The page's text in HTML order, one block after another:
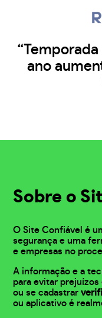
ano
Sobre o
O Site Confiável é
segurança e uma
e empresas no
A informação e a
para evitar
ou se cadastrar
ou aplicativo é